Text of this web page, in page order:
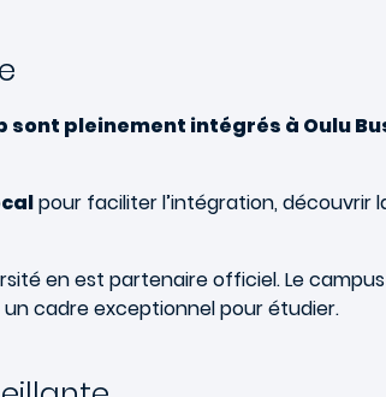
pleinement intégrés à Oulu
pour faciliter l’intégration, découvrir
en est partenaire officiel. Le
cadre exceptionnel pour étudier.